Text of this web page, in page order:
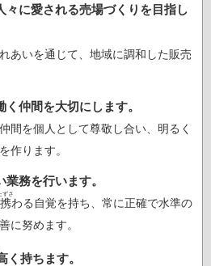
々に愛される売場づくりを目指し
あいを通じて、地域に調和した販売
仲間を大切にします。
間を個人として尊敬し合い、明るく
作ります。
務を行います。
携
ずさ
わる自覚を持ち、常に正確で水準の
に努めます。
く持ちます。